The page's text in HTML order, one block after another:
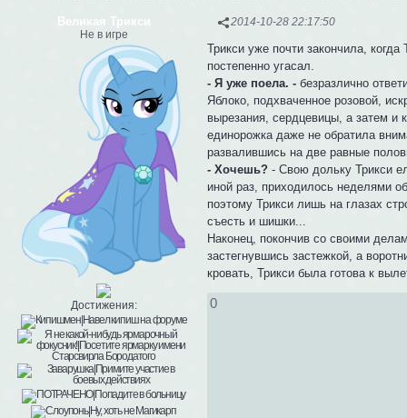
2014-10-28 22:17:50
Великая Трикси
Не в игре
Достижения:
Трикси уже почти закончила,
постепенно угасал.
- Я уже поела. - безразлично
Яблоко, подхваченное розовой,
вырезания, сердцевицы, а затем
единорожка даже не обратила
развалившись на две равные
- Хочешь? - Свою дольку Трикси
иной раз, приходилось неделями
поэтому Трикси лишь на глазах
съесть и шишки...
Наконец, покончив со своими
застегнувшись застежкой, а
кровать, Трикси была готова к
0